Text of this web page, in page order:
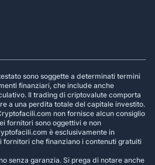
sono soggette a determinati termini
finanziari, che include anche
Il trading di criptovalute comporta
a una perdita totale del capitale investito.
non fornisce alcun consiglio
fornitori sono oggettivi e non
è esclusivamente in
che finanziano i contenuti gratuiti
senza garanzia. Si prega di notare anche